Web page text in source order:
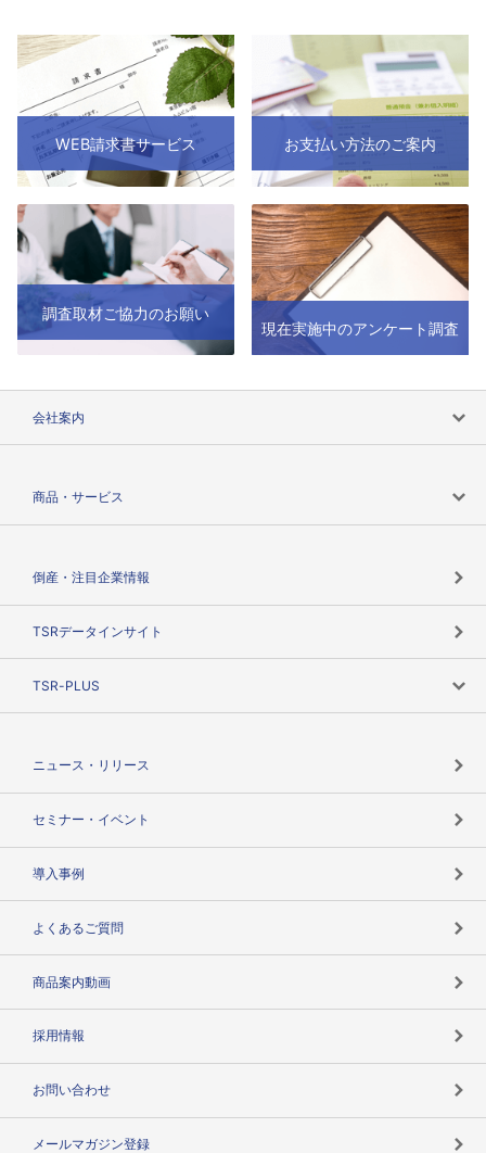
WEB請求書サービス お支払い方法のご案内
調査取材ご協力のお願い
現在実施中のアンケート調査
会社案内
商品・サービス
倒産・注目企業情報
TSRデータインサイト
TSR-PLUS
ニュース・リリース
セミナー・イベント
導入事例
よくあるご質問
商品案内動画
採用情報
お問い合わせ
メールマガジン登録